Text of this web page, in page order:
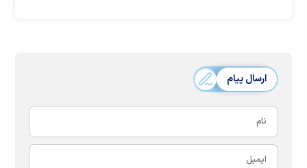
ارسال پیام